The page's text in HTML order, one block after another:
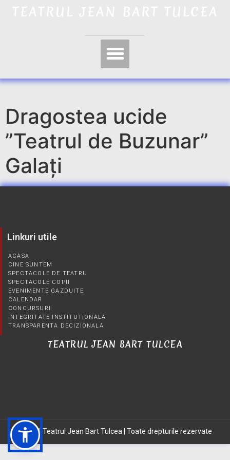
Dragostea ucide
”Teatrul de Buzunar”
Galați
Linkuri utile
ACASA
CINE SUNTEM
SPECTACOLE DE TEATRU
SPECTACOLE COPII
EVENIMENTE GAZDUITE
CALENDAR
CONCURSURI
INTEGRITATE INSTITUTIONALA
TRANSPARENTA DECIZIONALA
TEATRUL JEAN BART TULCEA
©2021 Teatrul Jean Bart Tulcea | Toate drepturile rezervate